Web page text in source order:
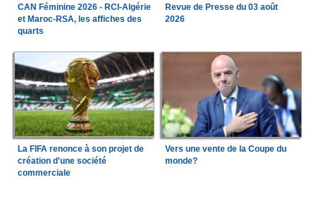
CAN Féminine 2026 - RCI-Algérie
et Maroc-RSA, les affiches des
quarts
Revue de Presse du 03 août
2026
La FIFA renonce à son projet de
création d'une société
commerciale
Vers une vente de la Coupe du
monde?